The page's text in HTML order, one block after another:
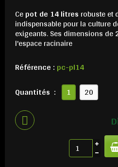
Cepot de 14 litres robuste et
indispensable pour la culture
exigeants. Ses dimensions de
l'espace racinaire
Référence : pc-pl14
Quantités :
1 20